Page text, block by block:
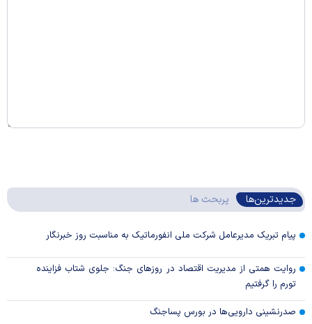
جدیدترین‌ها پربحث ها
پیام تبریک مدیرعامل شرکت ملی انفورماتیک به مناسبت روز خبرنگار
روایت همتی از مدیریت اقتصاد در روزهای جنگ: جلوی شتاب فزاینده
تورم را گرفتیم
صدرنشینی دارویی‌ها در بورس پساجنگ